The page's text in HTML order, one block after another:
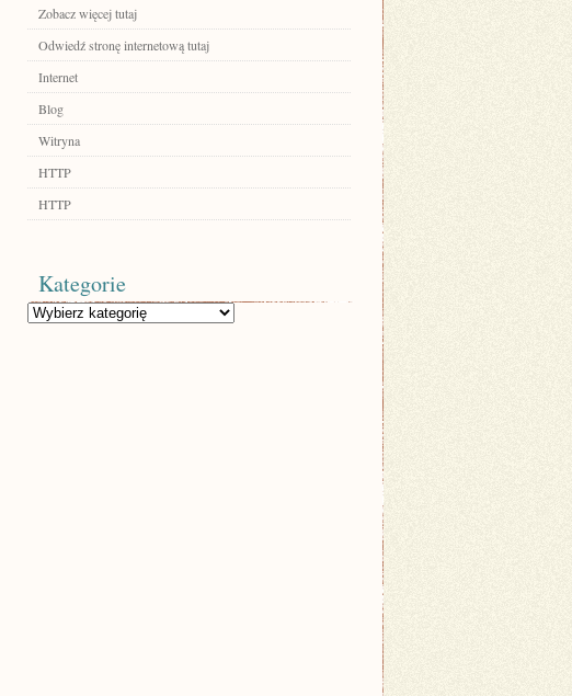
Zobacz więcej tutaj
Odwiedź stronę internetową tutaj
Internet
Blog
Witryna
HTTP
HTTP
Kategorie
Kategorie